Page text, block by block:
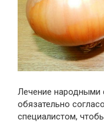
Лечение народными
обязательно
специалистом,